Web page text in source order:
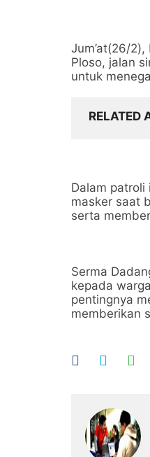
Jum’at(26/
Ploso, jalan
untuk
RELATED
Dalam
masker saat
serta
Serma
kepada
pentingnya
memberikan